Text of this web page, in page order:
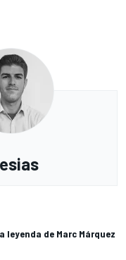
leyenda de Marc Márquez